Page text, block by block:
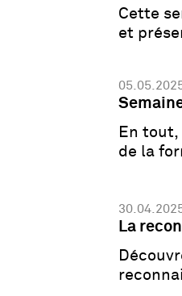
Cette
et
En
de la
La